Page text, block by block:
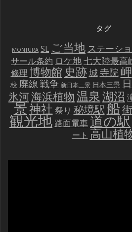
タグ
MONTURA SL ご当地 ステーシ
サール条約 ロケ地七大陸最高
修理 博物館 史跡城寺院岬
校 廃線戦争 新日本三景 日本三景
氷河海浜植物温泉湖沼
景神社 祭り 秘境駅船
観光地 路面電車道の駅
ート 高山植